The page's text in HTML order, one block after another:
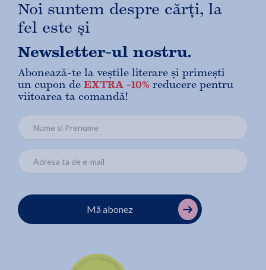
Noi suntem despre cărți, la
fel este și
Newsletter-ul nostru.
Abonează-te la veștile literare și primești
un cupon de EXTRA -10% reducere pentru
viitoarea ta comandă!
Mă abonez